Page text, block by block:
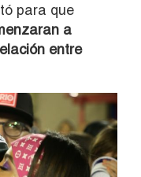
para que
a
entre